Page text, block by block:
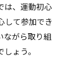
は、運動初心
して参加でき
ながら取り組
ょう。